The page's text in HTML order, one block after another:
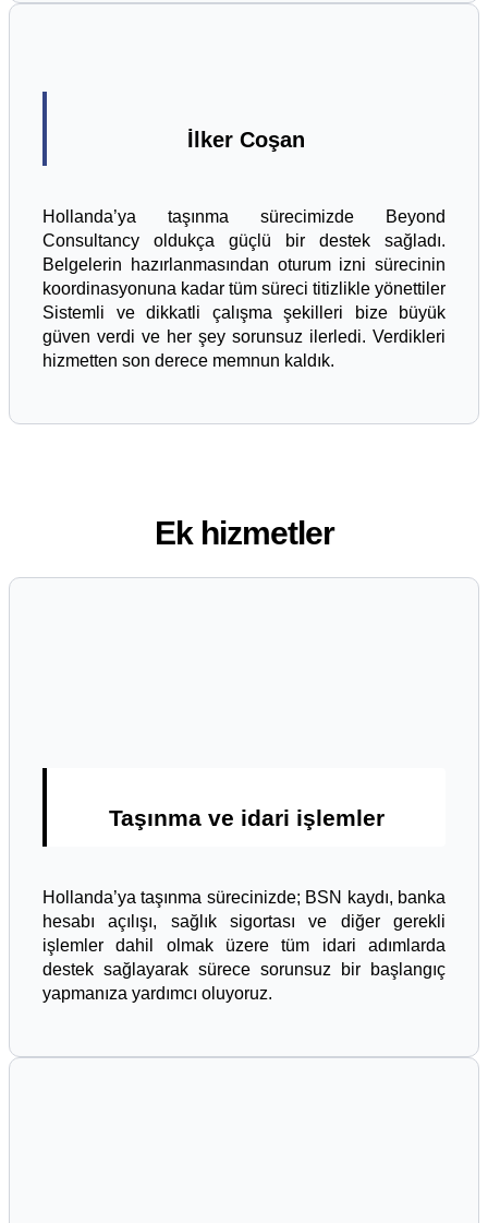
İlker Coşan
Hollanda’ya taşınma sürecimizde Beyond
Consultancy oldukça güçlü bir destek sağladı.
Belgelerin hazırlanmasından oturum izni sürecinin
koordinasyonuna kadar tüm süreci titizlikle yönettiler
Sistemli ve dikkatli çalışma şekilleri bize büyük
güven verdi ve her şey sorunsuz ilerledi. Verdikleri
hizmetten son derece memnun kaldık.
Ek hizmetler
Taşınma ve idari işlemler
Hollanda’ya taşınma sürecinizde; BSN kaydı, banka
hesabı açılışı, sağlık sigortası ve diğer gerekli
işlemler dahil olmak üzere tüm idari adımlarda
destek sağlayarak sürece sorunsuz bir başlangıç
yapmanıza yardımcı oluyoruz.